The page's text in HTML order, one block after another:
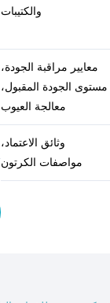
والكتيبات
معايير مراقبة الجودة،
مستوى الجودة المقبول،
معالجة العيوب
وثائق الاعتماد،
مواصفات الكرتون